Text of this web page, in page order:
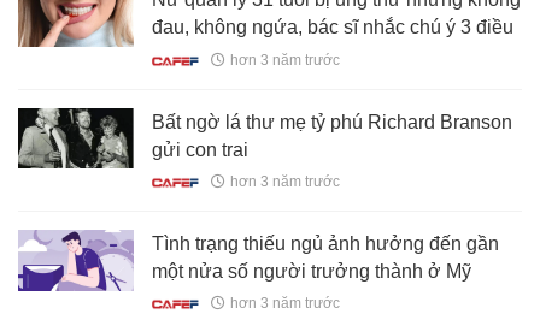
đau, không ngứa, bác sĩ nhắc chú ý 3 điều
hơn 3 năm trước
Bất ngờ lá thư mẹ tỷ phú Richard Branson
gửi con trai
hơn 3 năm trước
Tình trạng thiếu ngủ ảnh hưởng đến gần
một nửa số người trưởng thành ở Mỹ
hơn 3 năm trước